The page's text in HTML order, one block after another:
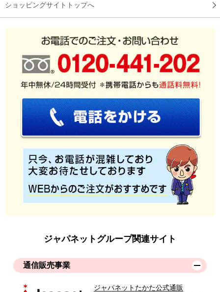
ショッピングサイトトップへ
ジャパネットグループ関連サイト
通信販売事業
ジャパネットたかた公式通販